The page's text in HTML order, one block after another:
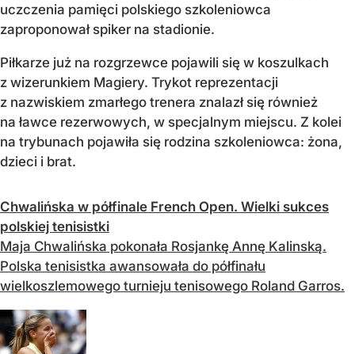
uczczenia pamięci polskiego szkoleniowca
zaproponował spiker na stadionie.
Piłkarze już na rozgrzewce pojawili się w koszulkach
z wizerunkiem Magiery. Trykot reprezentacji
z nazwiskiem zmarłego trenera znalazł się również
na ławce rezerwowych, w specjalnym miejscu. Z kolei
na trybunach pojawiła się rodzina szkoleniowca: żona,
dzieci i brat.
Chwalińska w półfinale French Open. Wielki sukces
polskiej tenisistki
Maja Chwalińska pokonała Rosjankę Annę Kalinską.
Polska tenisistka awansowała do półfinału
wielkoszlemowego turnieju tenisowego Roland Garros.